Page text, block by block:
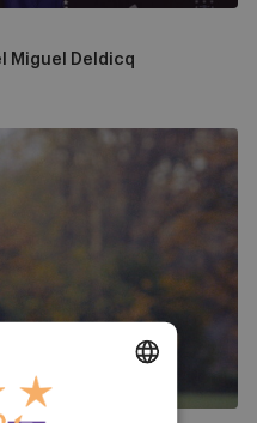
Miguel Deldicq